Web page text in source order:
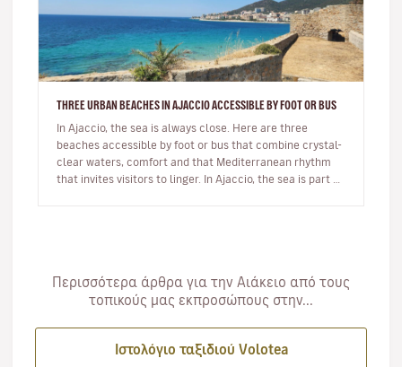
THREE URBAN BEACHES IN AJACCIO ACCESSIBLE BY FOOT OR BUS
In Ajaccio, the sea is always close. Here are three
beaches accessible by foot or bus that combine crystal-
clear waters, comfort and that Mediterranean rhythm
that invites visitors to linger. In Ajaccio, the sea is part of
Περισσότερα άρθρα για την Αιάκειο από τους
τοπικούς μας εκπροσώπους στην...
Ιστολόγιο ταξιδιού Volotea